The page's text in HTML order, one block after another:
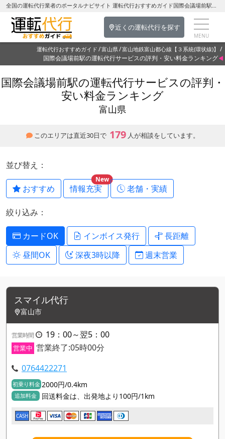
全国の運転代行業者のポータルナビサイト 運転代行おすすめガイド国際会議場前駅の運転代行を探す-富山県の運転代行
近くの運転代行を探す
運転代行おすすめガイド 富山県 富山地鉄富山都心線【３系統(環状線)】
国際会議場前駅の運転代行サービスの評判・安い料金ランキング
国際会議場前駅の運転代行サービスの評判・
安い料金ランキング
富山県
このエリアは直近30日で 179 人が相談をしています。
並び替え：
おすすめ 情報充実
New
老舗・実績
絞り込み：
カードOK インボイス発行
長距離
昼間OK
深夜3時以降 週末営業
スマイル代行
富山市
営業時間 19：00～翌5：00
営業中 営業終了:05時00分
0764422271
初乗り料金 2000円/0.4km
追加料金 回送料金は、出発地より100円/1km
CASH